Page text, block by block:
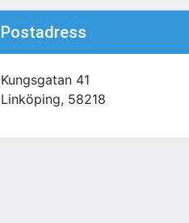
Postadress
Kungsgatan 41
Linköping, 58218